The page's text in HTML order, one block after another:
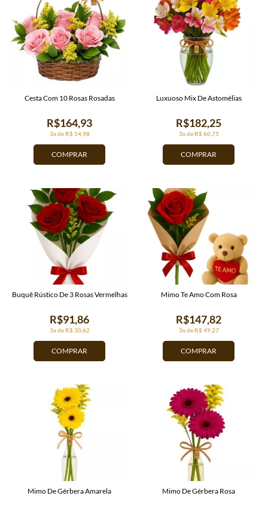
COMPRAR
3x de R$ 54,98
R$164,93
Cesta Com 10 Rosas Rosadas
COMPRAR
3x de R$ 60,75
R$182,25
Luxuoso Mix De Astomélias
COMPRAR
3x de R$ 30,62
R$91,86
Buquê Rústico De 3 Rosas Vermelhas
COMPRAR
3x de R$ 49,27
R$147,82
Mimo Te Amo Com Rosa
Mimo De Gérbera Amarela Mimo De Gérbera Rosa